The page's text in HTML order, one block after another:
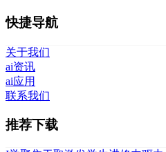
快捷导航
关于我们
ai资讯
ai应用
联系我们
推荐下载